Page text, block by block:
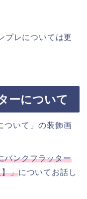
プレについては更
ーについて
バンクフラッター
」についてお話し